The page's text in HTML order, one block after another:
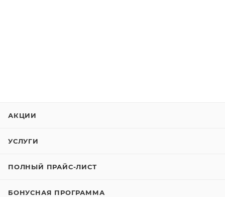
АКЦИИ
УСЛУГИ
ПОЛНЫЙ ПРАЙС-ЛИСТ
БОНУСНАЯ ПРОГРАММА